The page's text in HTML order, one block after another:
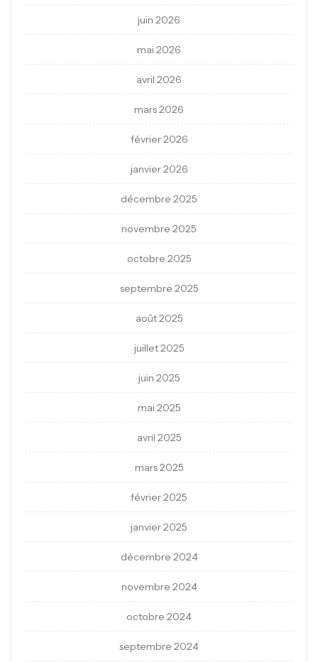
juin 2026
mai 2026
avril 2026
mars 2026
février 2026
janvier 2026
décembre 2025
novembre 2025
octobre 2025
septembre 2025
août 2025
juillet 2025
juin 2025
mai 2025
avril 2025
mars 2025
février 2025
janvier 2025
décembre 2024
novembre 2024
octobre 2024
septembre 2024